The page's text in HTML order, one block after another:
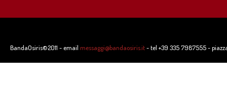
BandaOsiris©2011 - email messaggi@bandaosiris.it- tel +39 335 7987555 -